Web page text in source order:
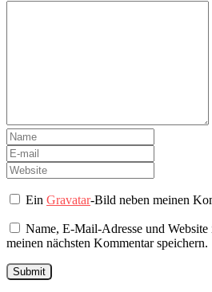
EinGravatar-Bild neben meinen
Name, E-Mail-Adresse und
meinen nächsten Kommentar speichern.